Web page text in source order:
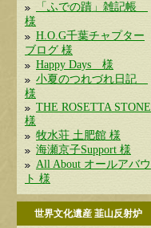
「ふでの蹟」雑記帳
様
H.O.G千葉チャプター
ブログ 様
Happy Days 様
小夏のつれづれ日記
様
THE ROSETTA STONE
様
牧水荘 土肥館 様
海瀬京子Support 様
All About オールアバウ
ト 様
世界文化遺産 韮山反射炉